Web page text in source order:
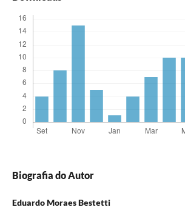
Biografia do Autor
Eduardo Moraes Bestetti